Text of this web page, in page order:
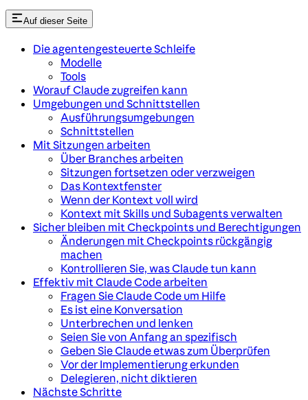
Auf dieser Seite
Die agentengesteuerte Schleife
Modelle
Tools
Worauf Claude zugreifen kann
Umgebungen und Schnittstellen
Ausführungsumgebungen
Schnittstellen
Mit Sitzungen arbeiten
Über Branches arbeiten
Sitzungen fortsetzen oder verzweigen
Das Kontextfenster
Wenn der Kontext voll wird
Kontext mit Skills und Subagents verwalten
Sicher bleiben mit Checkpoints und Berechtigungen
Änderungen mit Checkpoints rückgängig
machen
Kontrollieren Sie, was Claude tun kann
Effektiv mit Claude Code arbeiten
Fragen Sie Claude Code um Hilfe
Es ist eine Konversation
Unterbrechen und lenken
Seien Sie von Anfang an spezifisch
Geben Sie Claude etwas zum Überprüfen
Vor der Implementierung erkunden
Delegieren, nicht diktieren
Nächste Schritte